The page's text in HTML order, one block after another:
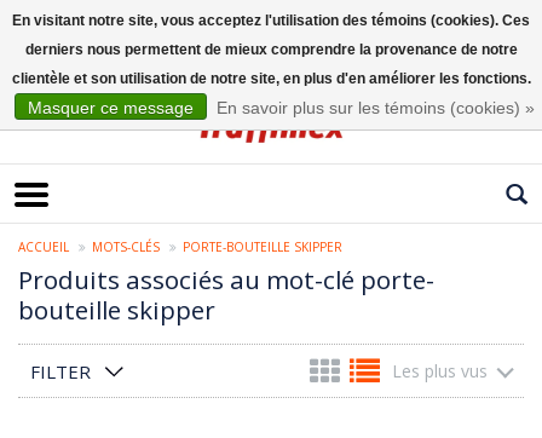
ACCUEIL MOTS-CLÉS PORTE-BOUTEILLE SKIPPER
Produits associés au mot-clé porte-
bouteille skipper
FILTER Les plus vus
En visitant notre site, vous acceptez l'utilisation des témoins (cookies). Ces
derniers nous permettent de mieux comprendre la provenance de notre
clientèle et son utilisation de notre site, en plus d'en améliorer les fonctions.
Masquer ce message En savoir plus sur les témoins (cookies) »